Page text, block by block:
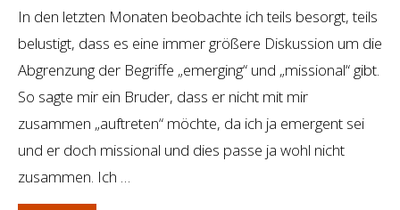
In den letzten Monaten beobachte ich teils besorgt, teils
belustigt, dass es eine immer größere Diskussion um die
Abgrenzung der Begriffe „emerging“ und „missional“ gibt.
So sagte mir ein Bruder, dass er nicht mit mir
zusammen „auftreten“ möchte, da ich ja emergent sei
und er doch missional und dies passe ja wohl nicht
zusammen. Ich …